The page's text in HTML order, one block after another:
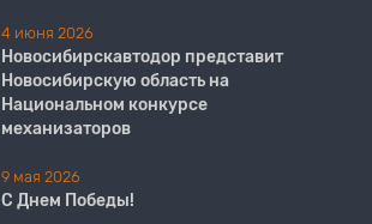
4 июня 2026
Новосибирскавтодор представит
Новосибирскую область на
Национальном конкурсе
механизаторов
9 мая 2026
С Днем Победы!